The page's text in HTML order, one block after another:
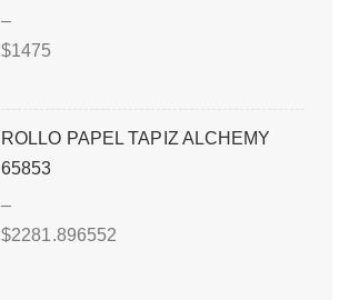
–
$1475
ROLLO PAPEL TAPIZ ALCHEMY
65853
–
$2281.896552